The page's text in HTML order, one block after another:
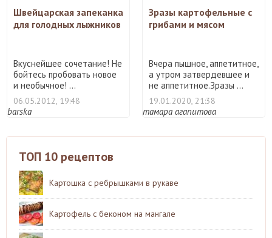
Швейцарская запеканка
для голодных лыжников
Вкуснейшее сочетание! Не
бойтесь пробовать новое
и необычное! ...
06.05.2012, 19:48
barska
Зразы картофельные с
грибами и мясом
Вчера пышное, аппетитное,
а утром затвердевшее и
не аппетитное.Зразы ...
19.01.2020, 21:38
тамара агапитова
ТОП 10 рецептов
Картошка с ребрышками в рукаве
Картофель с беконом на мангале